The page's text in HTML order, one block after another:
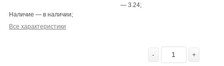
—3.24;
Наличие — в наличии;
Все характеристики
- +